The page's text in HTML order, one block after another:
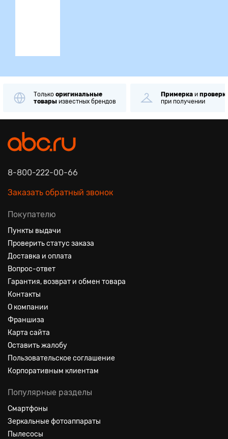
Только оригинальные
товары известных брендов
Примерка и
при получении
8-800-222-00-66
Заказать обратный звонок
Покупателю
Пункты выдачи
Проверить статус заказа
Доставка и оплата
Вопрос-ответ
Гарантия, возврат и обмен товара
Контакты
О компании
Франшиза
Карта сайта
Оставить жалобу
Пользовательское соглашение
Корпоративным клиентам
Популярные разделы
Смартфоны
Зеркальные фотоаппараты
Пылесосы